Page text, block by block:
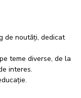
de noutăți, dedicat
teme diverse, de la
interes.